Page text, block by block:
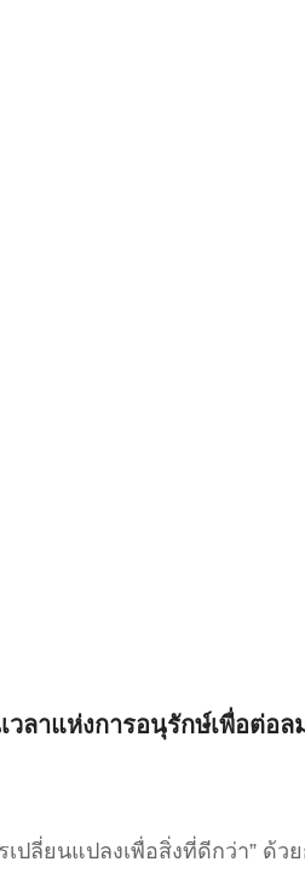
ลาแห่งการอนุรักษ์เพื่อต่อ
เปลี่ยนแปลงเพื่อสิ่งที่ดีกว่า”